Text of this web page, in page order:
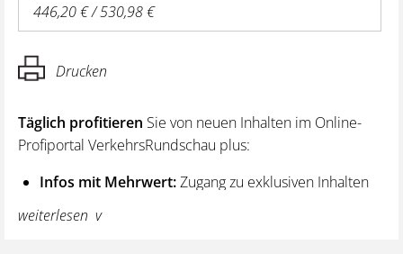
446,20 € / 530,98 €
Drucken
Täglich profitieren Sie von neuen Inhalten im Online-
Profiportal VerkehrsRundschau plus:
Infos mit Mehrwert:Zugang zu exklusiven Inhalten
und Hintergrundwissen – von aktuellen Regelungen
wie z. B. bei den Lenk- und Ruhezeiten,
weiterlesen